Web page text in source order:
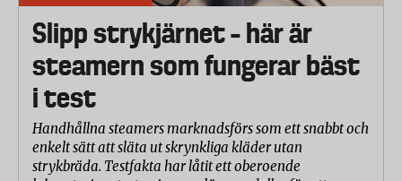
Slipp strykjärnet – här är
steamern som fungerar bäst
i test
Handhållna steamers marknadsförs som ett snabbt och
enkelt sätt att släta ut skrynkliga kläder utan
strykbräda. Testfakta har låtit ett oberoende